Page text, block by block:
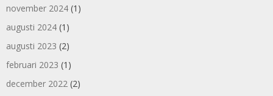
november 2024 (1)
augusti 2024 (1)
augusti 2023 (2)
februari 2023 (1)
december 2022 (2)